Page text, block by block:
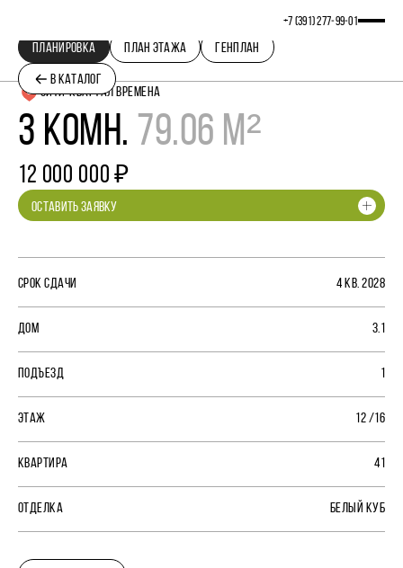
+7 (391) 277‒99‒01
В КАТАЛОГ
ПЛАНИРОВКА ПЛАН ЭТАЖА ГЕНПЛАН
СИТИ-КВАРТАЛ ВРЕМЕНА
3 КОМН. 79.06 М²
12 000 000 ₽
ОСТАВИТЬ ЗАЯВКУ
СРОК СДАЧИ 4 КВ. 2028
ДОМ 3.1
ПОДЪЕЗД 1
ЭТАЖ 12 /16
КВАРТИРА 41
ОТДЕЛКА БЕЛЫЙ КУБ